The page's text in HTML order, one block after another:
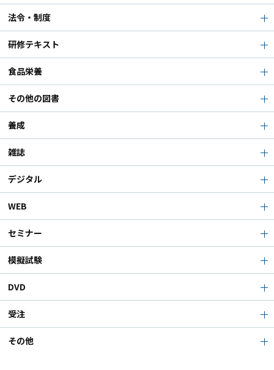
法令・制度
研修テキスト
食品栄養
その他の図書
養成
雑誌
デジタル
WEB
セミナー
模擬試験
DVD
受注
その他